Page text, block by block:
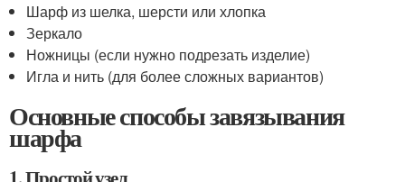
Шарф из шелка, шерсти или хлопка
Зеркало
Ножницы (если нужно подрезать изделие)
Игла и нить (для более сложных вариантов)
Основные способы завязывания
шарфа